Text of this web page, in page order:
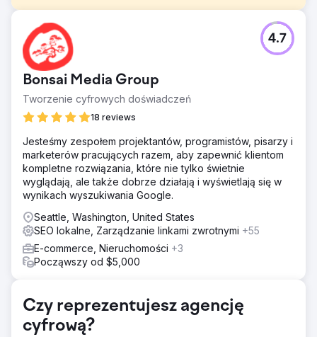
Problem
Żądania klientów dotyczące zwiększenia widoczności
słów kluczowych w wyszukiwarce, optymalizacji
zawartości głównej strony docelowej, tj. strony głównej i
strony usługi, zwiększenia ruchu organicznego w celu
uzyskania wyników opartych na wartości, optymalizacji
witryny na wymaganej stronie On, spełnienia
technicznych wyzwań SEO i znalezienia długiego ogona
słowa kluczowe.
Rozwiązanie
Jako wiodący dostawca SEO, nasze rozwiązanie
obejmuje wyszukiwanie słów kluczowych z długim i
krótkim ogonem w celu zidentyfikowania odpowiednich
słów kluczowych, optymalizację witryny na stronie, tj.
metatagi, tagi nagłówków i tagi alternatywne, skupianie
się na unikalnej treści znaczących stron bez duplikacji. tj.
strona główna i serwisowa.
Stosujemy najwyższej klasy taktykę SEO, aby umieścić
niektóre z najważniejszych słów kluczowych
dotyczących lokalizacji Kingston na trzech najwyższych
Bonsai Media Group
Tworzenie cyfrowych doświadczeń
18 reviews
4.7
Jesteśmy zespołem projektantów, programistów, pisarzy i
marketerów pracujących razem, aby zapewnić klientom
kompletne rozwiązania, które nie tylko świetnie
wyglądają, ale także dobrze działają i wyświetlają się w
wynikach wyszukiwania Google.
Seattle, Washington, United States
SEO lokalne, Zarządzanie linkami zwrotnymi +55
E-commerce, Nieruchomości +3
Począwszy od $5,000
Czy reprezentujesz agencję
cyfrową?